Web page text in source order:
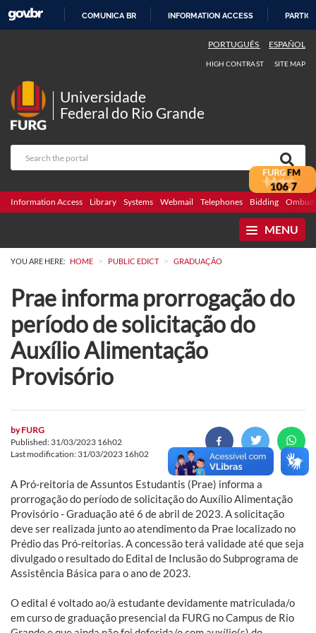
COMUNICA BR INFORMATION ACCESS
PORTUGUÊS ESPAÑOL
HIGH CONTRAST SITE MAP
Universidade
Federal do Rio Grande
Information Access Library Systems Webmail Telephones Bidding
MENU
YOU ARE HERE: HOME > PUBLIC EDICT > GRADUAÇÃO
Prae informa prorrogação do
período de solicitação do
Auxílio Alimentação
Provisório
byFURG
Published: 31/03/2023 16h02
Last modification: 31/03/2023 16h02
A Pró-reitoria de Assuntos Estudantis (Prae) informa a
prorrogação do período de solicitação do Auxílio Alimentação
Provisório - Graduação até 6 de abril de 2023. A solicitação
deve ser realizada junto ao atendimento da Prae localizado no
Prédio das Pró-reitorias. A concessão terá validade até que seja
divulgado o resultado do Edital de Inclusão do Subprograma de
Assistência Básica para o ano de 2023.
O edital é voltado ao/à estudante devidamente matriculada/o
em curso de graduação presencial da FURG no Campus de Rio